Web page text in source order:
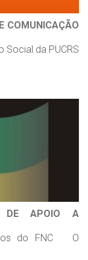
COMUNICAÇÃO
Social da PUCRS
DE APOIO A
do FNC O